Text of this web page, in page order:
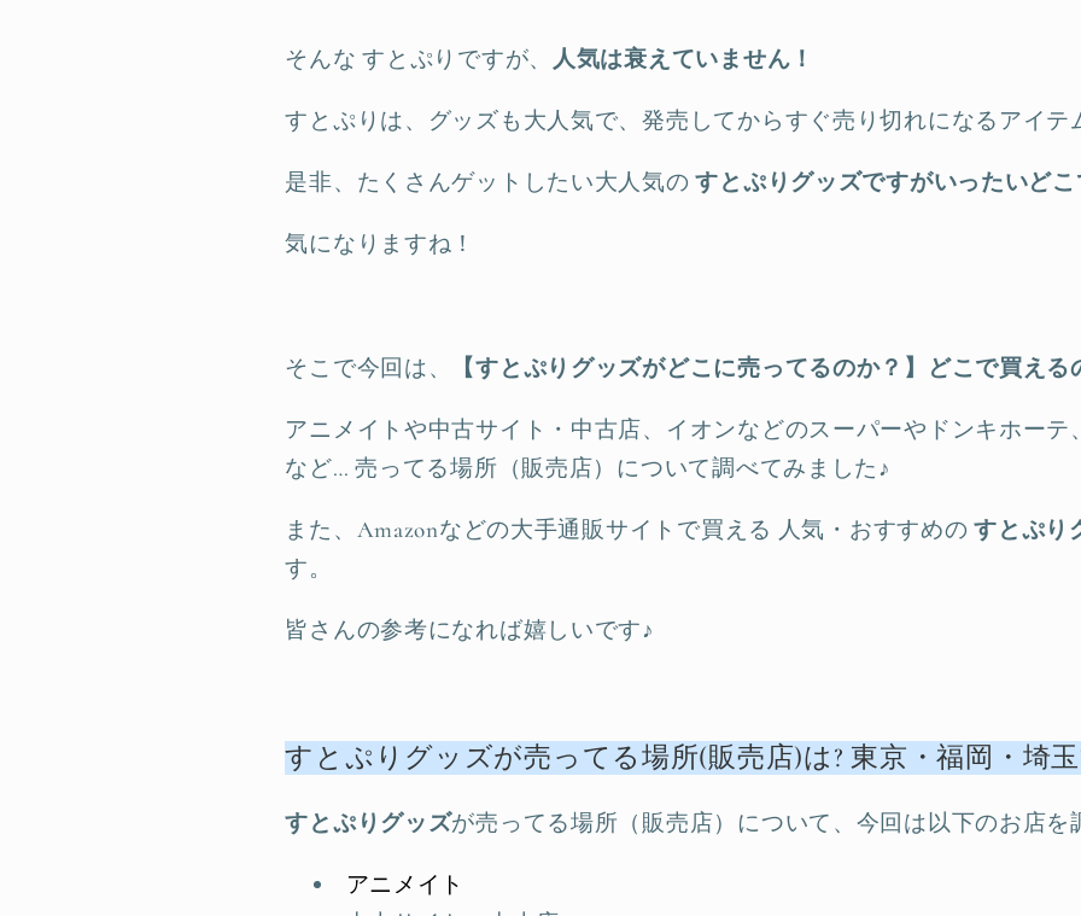
そんな すとぷりですが、人気は衰えていません！
すとぷりは、グッズも大人気で、発売してからすぐ売り切れになるアイテ
是非、たくさんゲットしたい大人気のすとぷりグッズですがいったいど
気になりますね！
そこで今回は、 【すとぷりグッズがどこに売ってるのか？】どこで買える
アニメイトや中古サイト・中古店、イオンなどのスーパーやドンキホーテ
など… 売ってる場所（販売店）について調べてみました♪
また、Amazonなどの大手通販サイトで買える 人気・おすすめのすとぷり
す。
皆さんの参考になれば嬉しいです♪
すとぷりグッズが売ってる場所(販売店)は? 東京・福岡・埼
すとぷりグッズが売ってる場所（販売店）について、今回は以下のお店を
アニメイト